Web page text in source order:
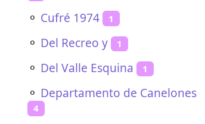
⚬ Cufré 1974 1
⚬ Del Recreo y 1
⚬ Del Valle Esquina 1
⚬ Departamento de Canelones
4